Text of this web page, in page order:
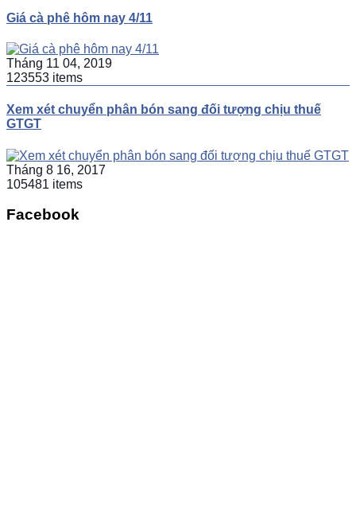
Giá cà phê hôm nay 4/11
Tháng 11 04, 2019
123553 items
Xem xét chuyển phân bón sang đối tượng chịu thuế
GTGT
Tháng 8 16, 2017
105481 items
Facebook